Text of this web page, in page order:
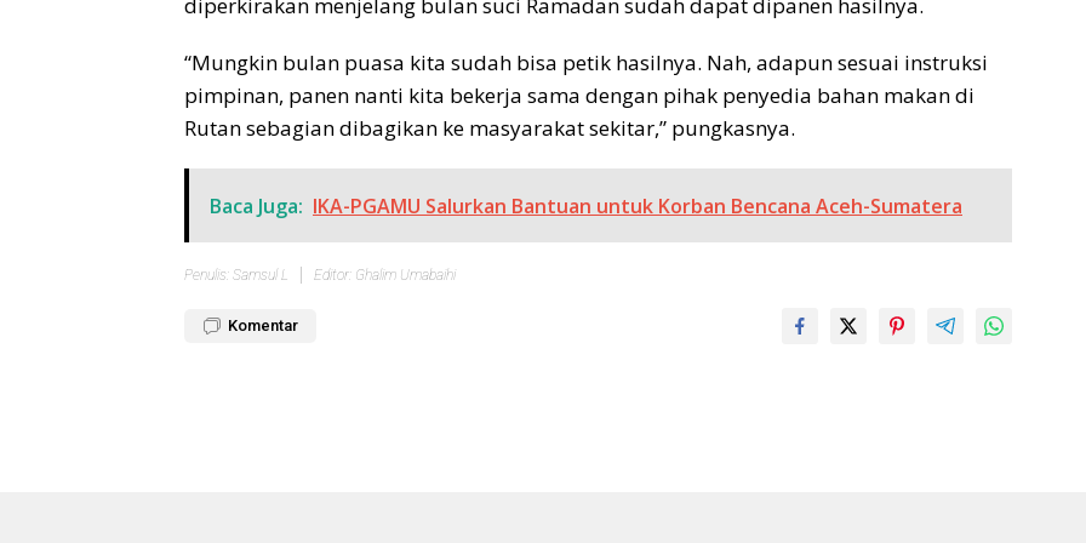
diperkirakan menjelang bulan suci Ramadan sudah dapat dipanen hasilnya.
“Mungkin bulan puasa kita sudah bisa petik hasilnya. Nah, adapun sesuai instruksi
pimpinan, panen nanti kita bekerja sama dengan pihak penyedia bahan makan di
Rutan sebagian dibagikan ke masyarakat sekitar,” pungkasnya.
Baca Juga: IKA-PGAMU Salurkan Bantuan untuk Korban Bencana Aceh-Sumatera
Penulis: Samsul L Editor: Ghalim Umabaihi
Komentar